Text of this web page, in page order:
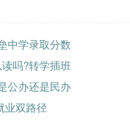
中学录取分数
吗?转学插班
公办还是民办
业双路径